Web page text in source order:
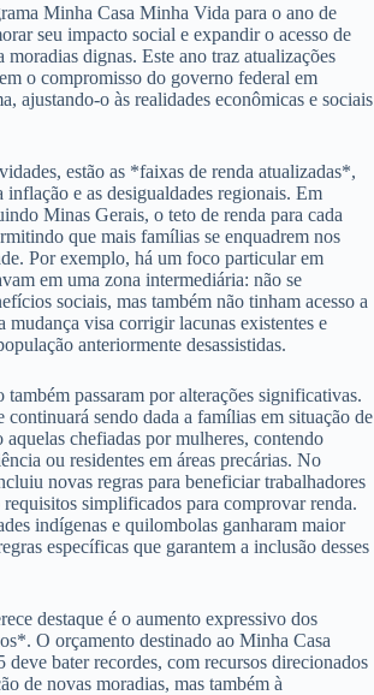
Minha Casa Minha Vida para o ano de
seu impacto social e expandir o acesso de
moradias dignas. Este ano traz atualizações
o compromisso do governo federal em
ajustando-o às realidades econômicas e sociais
estão as *faixas de renda atualizadas*,
inflação e as desigualdades regionais. Em
Minas Gerais, o teto de renda para cada
que mais famílias se enquadrem nos
Por exemplo, há um foco particular em
em uma zona intermediária: não se
sociais, mas também não tinham acesso a
mudança visa corrigir lacunas existentes e
anteriormente desassistidas.
também passaram por alterações significativas.
sendo dada a famílias em situação de
chefiadas por mulheres, contendo
ou residentes em áreas precárias. No
novas regras para beneficiar trabalhadores
simplificados para comprovar renda.
indígenas e quilombolas ganharam maior
específicas que garantem a inclusão desses
destaque é o aumento expressivo dos
O orçamento destinado ao Minha Casa
bater recordes, com recursos direcionados
de novas moradias, mas também à